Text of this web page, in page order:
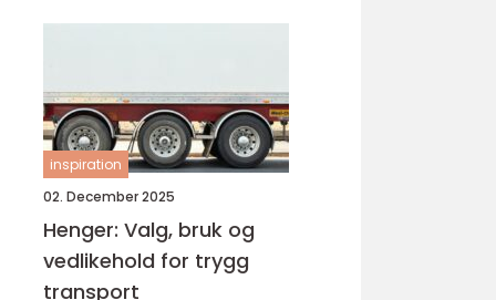
inspiration
02. December 2025
Henger: Valg, bruk og
vedlikehold for trygg
transport